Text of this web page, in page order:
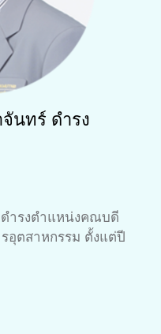
นทร์ ดำรง
ำรงตำแหน่งคณบดี
อุตสาหกรรม ตั้งแต่ปี